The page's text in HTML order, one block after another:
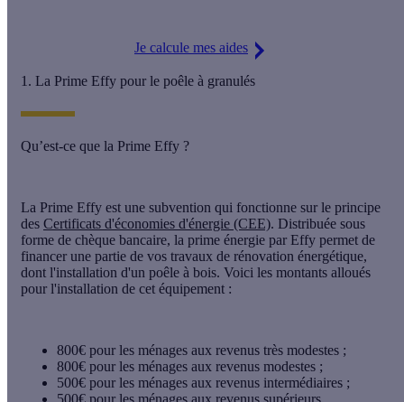
Je calcule mes aides
1. La Prime Effy pour le poêle à granulés
Qu’est-ce que la Prime Effy ?
La Prime Effy est une subvention qui fonctionne sur le principe
des Certificats d'économies d'énergie (CEE). Distribuée sous
forme de chèque bancaire, la prime énergie par Effy permet de
financer une partie de vos travaux de rénovation énergétique,
dont l'installation d'un poêle à bois. Voici les montants alloués
pour l'installation de cet équipement :
800€ pour les ménages aux revenus très modestes ;
800€ pour les ménages aux revenus modestes ;
500€ pour les ménages aux revenus intermédiaires ;
500€ pour les ménages aux revenus supérieurs.